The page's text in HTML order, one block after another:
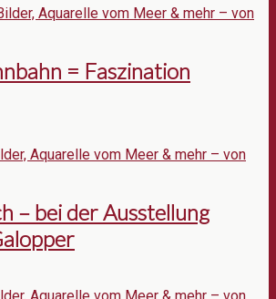
Aquarelle vom Meer & mehr – von
= Faszination
Aquarelle vom Meer & mehr – von
– bei der Ausstellung